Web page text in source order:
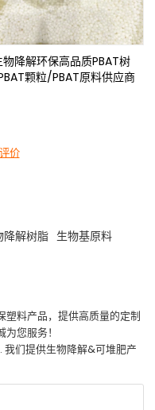
降解环保高品质PBAT树
颗粒/PBAT原料供应商
价
降解树脂 生物基原料
塑料产品，提供高质量的定制
您服务！
我们提供生物降解&可堆肥产